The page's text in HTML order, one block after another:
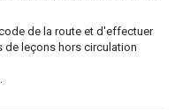
de la route et d'effectuer
de leçons hors circulation